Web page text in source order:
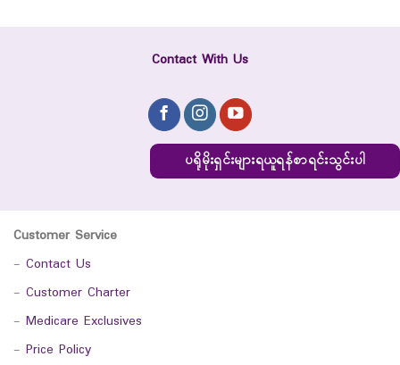
Contact With Us
ပရိုမိုးရှင်းများရယူရန်စာရင်းသွင်းပါ
Customer Service
- Contact Us
- Customer Charter
- Medicare Exclusives
- Price Policy